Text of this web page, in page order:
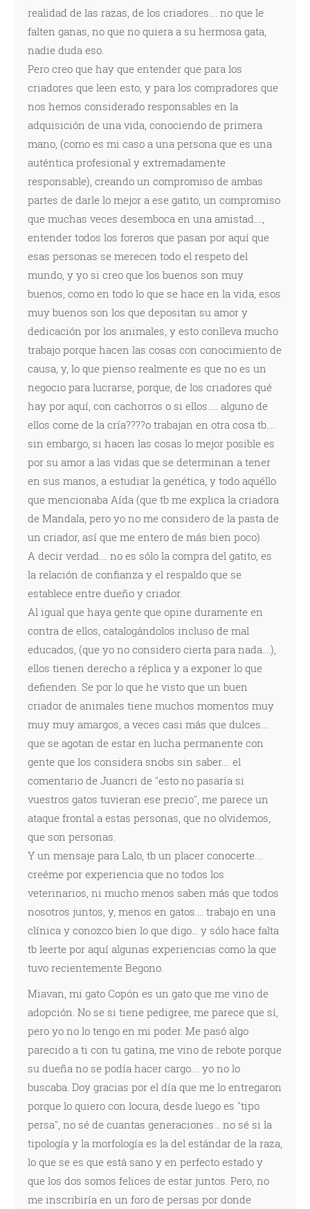
realidad de las razas, de los criadores.... no que le
falten ganas, no que no quiera a su hermosa gata,
nadie duda eso.
Pero creo que hay que entender que para los
criadores que leen esto, y para los compradores que
nos hemos considerado responsables en la
adquisición de una vida, conociendo de primera
mano, (como es mi caso a una persona que es una
auténtica profesional y extremadamente
responsable), creando un compromiso de ambas
partes de darle lo mejor a ese gatito, un compromiso
que muchas veces desemboca en una amistad....,
entender todos los foreros que pasan por aquí que
esas personas se merecen todo el respeto del
mundo, y yo si creo que los buenos son muy
buenos, como en todo lo que se hace en la vida, esos
muy buenos son los que depositan su amor y
dedicación por los animales, y esto conlleva mucho
trabajo porque hacen las cosas con conocimiento de
causa, y, lo que pienso realmente es que no es un
negocio para lucrarse, porque, de los criadores qué
hay por aquí, con cachorros o si ellos..... alguno de
ellos come de la cría????o trabajan en otra cosa tb....
sin embargo, si hacen las cosas lo mejor posible es
por su amor a las vidas que se determinan a tener
en sus manos, a estudiar la genética, y todo aquéllo
que mencionaba Aída (que tb me explica la criadora
de Mandala, pero yo no me considero de la pasta de
un criador, así que me entero de más bien poco).
A decir verdad.... no es sólo la compra del gatito, es
la relación de confianza y el respaldo que se
establece entre dueño y criador.
Al igual que haya gente que opine duramente en
contra de ellos, catalogándolos incluso de mal
educados, (que yo no considero cierta para nada....),
ellos tienen derecho a réplica y a exponer lo que
defienden. Se por lo que he visto que un buen
criador de animales tiene muchos momentos muy
muy muy amargos, a veces casi más que dulces....
que se agotan de estar en lucha permanente con
gente que los considera snobs sin saber.... el
comentario de Juancri de "esto no pasaría si
vuestros gatos tuvieran ese precio", me parece un
ataque frontal a estas personas, que no olvidemos,
que son personas.
Y un mensaje para Lalo, tb un placer conocerte....
creéme por experiencia que no todos los
veterinarios, ni mucho menos saben más que todos
nosotros juntos, y, menos en gatos.... trabajo en una
clínica y conozco bien lo que digo... y sólo hace falta
tb leerte por aquí algunas experiencias como la que
tuvo recientemente Begono.
Miavan, mi gato Copón es un gato que me vino de
adopción. No se si tiene pedigree, me parece que sí,
pero yo no lo tengo en mi poder. Me pasó algo
parecido a ti con tu gatina, me vino de rebote porque
su dueña no se podía hacer cargo.... yo no lo
buscaba. Doy gracias por el día que me lo entregaron
porque lo quiero con locura, desde luego es "tipo
persa", no sé de cuantas generaciones... no sé si la
tipología y la morfología es la del estándar de la raza,
lo que se es que está sano y en perfecto estado y
que los dos somos felices de estar juntos. Pero, no
me inscribiría en un foro de persas por donde